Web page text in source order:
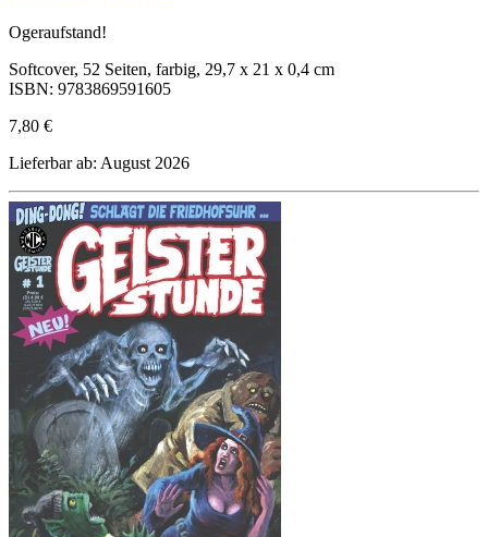
Ogeraufstand!
Softcover, 52 Seiten, farbig, 29,7 x 21 x 0,4 cm
ISBN: 9783869591605
7,80 €
Lieferbar ab: August 2026